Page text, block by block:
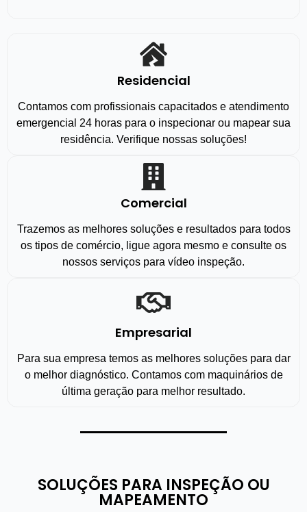
Residencial
Contamos com profissionais capacitados e atendimento
emergencial 24 horas para o inspecionar ou mapear sua
residência. Verifique nossas soluções!
Comercial
Trazemos as melhores soluções e resultados para todos
os tipos de comércio, ligue agora mesmo e consulte os
nossos serviços para vídeo inspeção.
Empresarial
Para sua empresa temos as melhores soluções para dar
o melhor diagnóstico. Contamos com maquinários de
última geração para melhor resultado.
SOLUÇÕES PARA INSPEÇÃO OU
MAPEAMENTO